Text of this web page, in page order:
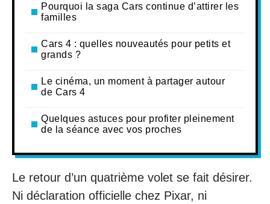
Pourquoi la saga Cars continue d’attirer les
familles
Cars 4 : quelles nouveautés pour petits et
grands ?
Le cinéma, un moment à partager autour
de Cars 4
Quelques astuces pour profiter pleinement
de la séance avec vos proches
Le retour d’un quatrième volet se fait désirer.
Ni déclaration officielle chez Pixar, ni